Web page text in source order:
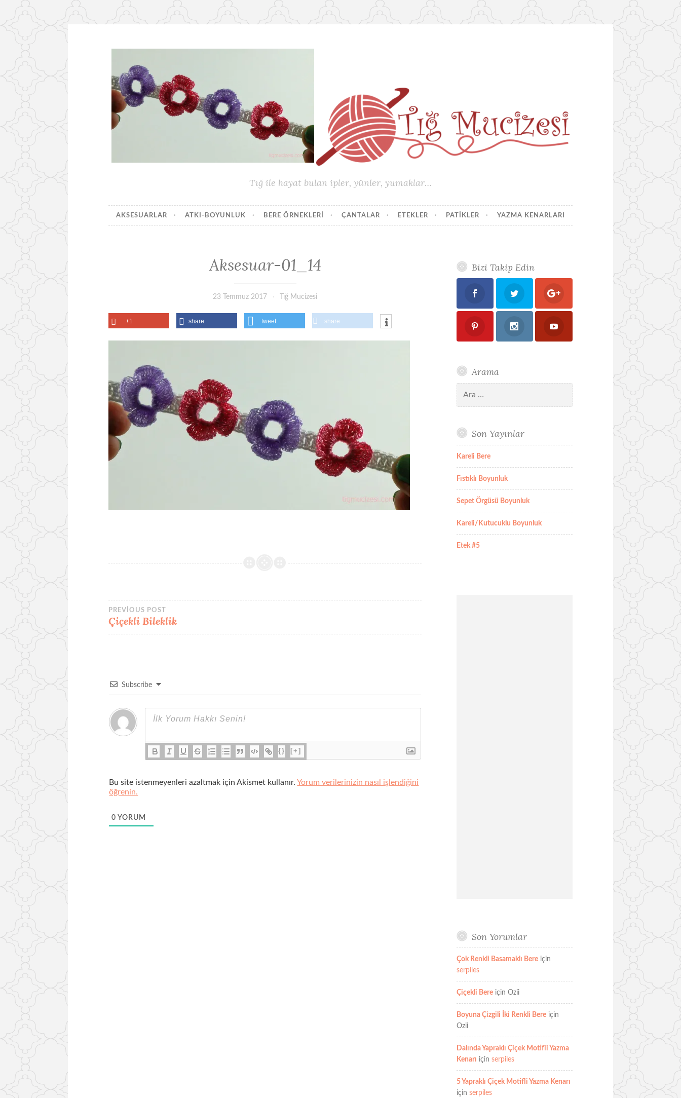
Tığ ile hayat bulan ipler, yünler, yumaklar…
AKSESUARLAR ATKI-BOYUNLUK BERE ÖRNEKLERI ÇANTALAR ETEKLER PATIKLER YAZMA KENARLARI
Aksesuar-01_14
23 Temmuz 2017 Tığ Mucizesi
+1 share tweet share
Yazı
gezinmesi
PREVIOUS POST
Çiçekli Bileklik
Subscribe
{} [+]
Bu site istenmeyenleri azaltmak için Akismet kullanır.Yorum verilerinizin nasıl işlendiğini
öğrenin.
0 YORUM
Bizi Takip Edin
Arama
Son Yayınlar
Kareli Bere
Fıstıklı Boyunluk
Sepet Örgüsü Boyunluk
Kareli/Kutucuklu Boyunluk
Etek #5
Son Yorumlar
Çok Renkli Basamaklı Bereiçin
serpiles
Çiçekli Bereiçin Ozii
Boyuna Çizgili İki Renkli Bereiçin
Ozii
Dalında Yapraklı Çiçek Motifli Yazma
Kenarı için serpiles
5 Yapraklı Çiçek Motifli Yazma Kenarı
için serpiles